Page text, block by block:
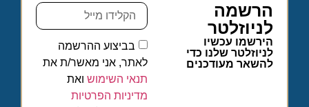
הרשמה
לניוזלטר
הירשמו עכשיו
לניוזלטר שלנו כדי
להשאר מעודכנים
בביצוע ההרשמה
לאתר, אני מאשר/ת את
תנאי השימושואת
מדיניות הפרטיות